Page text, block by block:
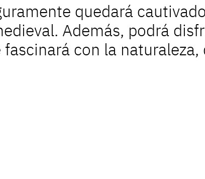
quedará
Además, podrá
con la naturaleza,